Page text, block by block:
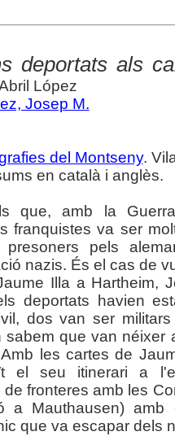
deportats als
López
Josep M.
del Montseny.
en català i anglès.
que, amb la
franquistes va ser
pels
nazis. És el cas de
Illa a Hartheim,
deportats havien
dos van ser
sabem que van néixer
les cartes de
el seu itinerari a
de fronteres amb les
a Mauthausen)
que va escapar dels